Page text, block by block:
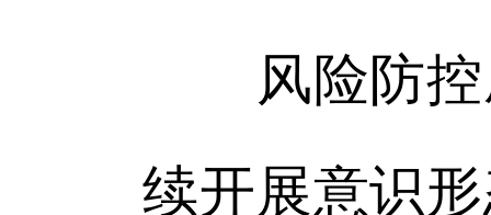
风险防控
续开展意识